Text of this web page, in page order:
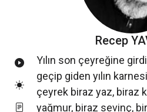
Recep
Yılın son çeyreğine
geçip giden yılın
çeyrek biraz yaz, biraz
yağmur, biraz sevinç,